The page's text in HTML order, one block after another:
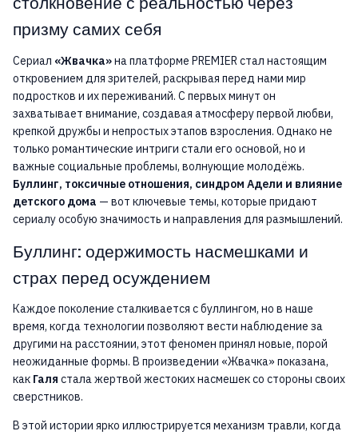
призму самих себя
Сериал «Жвачка»на платформе PREMIER стал настоящим
откровением для зрителей, раскрывая перед нами мир
подростков и их переживаний. С первых минут он
захватывает внимание, создавая атмосферу первой любви,
крепкой дружбы и непростых этапов взросления. Однако не
только романтические интриги стали его основой, но и
важные социальные проблемы, волнующие молодёжь.
Буллинг, токсичные отношения, синдром Адели и влияние
детского дома — вот ключевые темы, которые придают
сериалу особую значимость и направления для размышлений.
Буллинг: одержимость насмешками и
страх перед осуждением
Каждое поколение сталкивается с буллингом, но в наше
время, когда технологии позволяют вести наблюдение за
другими на расстоянии, этот феномен принял новые, порой
неожиданные формы. В произведении «Жвачка» показана,
как Галя стала жертвой жестоких насмешек со стороны своих
сверстников.
В этой истории ярко иллюстрируется механизм травли, когда